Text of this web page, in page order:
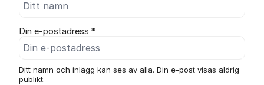
Din e-postadress *
Ditt namn och inlägg kan ses av alla. Din e-post visas aldrig
publikt.